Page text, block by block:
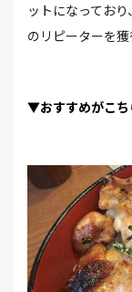
ットになってお
のリピーターを獲
▼おすすめがこち